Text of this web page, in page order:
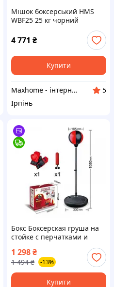
Мішок боксерський HMS
WBF25 25 кг чорний
4 771 ₴
Купити
Maxhome - інтернет магазин
5
Ірпінь
Бокс Боксерская груша на
стойке с перчатками и
насосом (кор.40*10*35 см)
іграшка DC
1 298₴
1 494 ₴ -13%
Купити